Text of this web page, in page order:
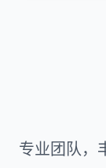
专业团队，